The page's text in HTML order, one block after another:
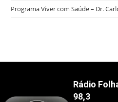
Programa Viver com Saúde – Dr.
Rádio
98,3